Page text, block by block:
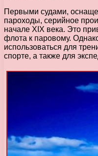
Первыми судами,
пароходы, серийное
начале XIX века. Это
флота к паровому.
использоваться для
спорте, а также для